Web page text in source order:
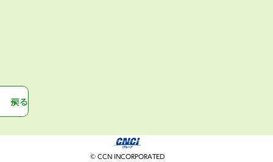
戻る
© CCN INCORPORATED